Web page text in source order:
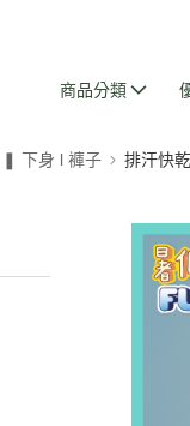
商品分類
❚ 下身 l 褲子 排汗快